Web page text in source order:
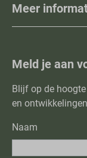
Meer
Meld je aan
Blijf op de
en
Naam